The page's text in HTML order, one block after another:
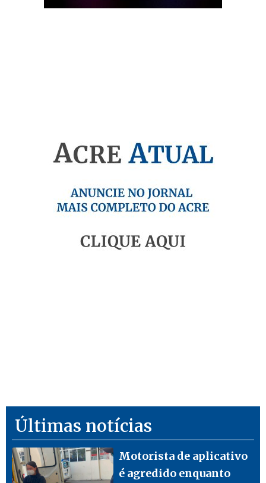
Últimas notícias
Motorista de aplicativo
é agredido enquanto